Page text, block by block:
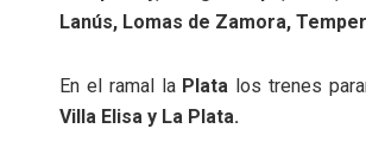
Lanús, Lomas de Zamora,
En el ramal la Plata los trenes
Villa Elisa y La Plata.